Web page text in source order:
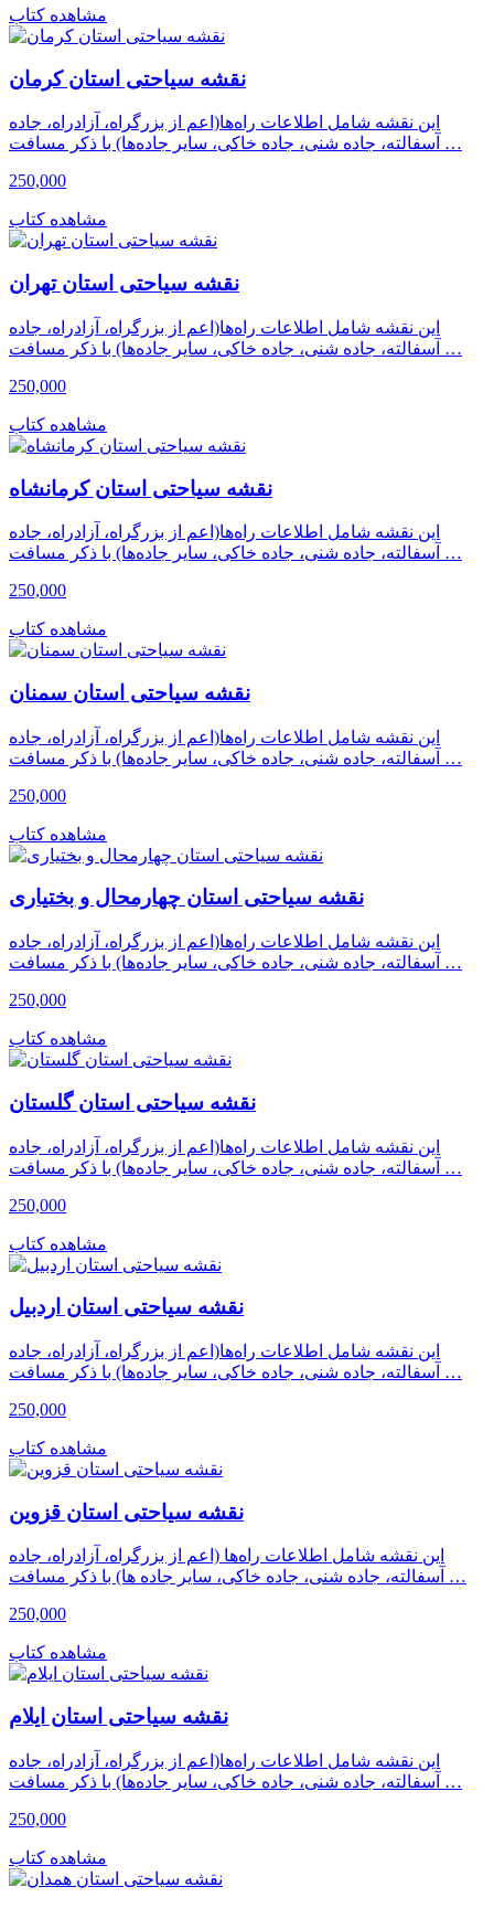
مشاهده کتاب
نقشه سیاحتی استان کرمان
این نقشه شامل اطلاعات راه‌ها(اعم از بزرگراه، آزادراه، جاده
آسفالته، جاده شنی، جاده خاکی، سایر جاده‌ها) با ذکر مسافت …
250,000
مشاهده کتاب
نقشه سیاحتی استان تهران
این نقشه شامل اطلاعات راه‌ها(اعم از بزرگراه، آزادراه، جاده
آسفالته، جاده شنی، جاده خاکی، سایر جاده‌ها) با ذکر مسافت …
250,000
مشاهده کتاب
نقشه سیاحتی استان کرمانشاه
این نقشه شامل اطلاعات راه‌ها(اعم از بزرگراه، آزادراه، جاده
آسفالته، جاده شنی، جاده خاکی، سایر جاده‌ها) با ذکر مسافت …
250,000
مشاهده کتاب
نقشه سیاحتی استان سمنان
این نقشه شامل اطلاعات راه‌ها(اعم از بزرگراه، آزادراه، جاده
آسفالته، جاده شنی، جاده خاکی، سایر جاده‌ها) با ذکر مسافت …
250,000
مشاهده کتاب
نقشه سیاحتی استان چهارمحال و بختیاری
این نقشه شامل اطلاعات راه‌ها(اعم از بزرگراه، آزادراه، جاده
آسفالته، جاده شنی، جاده خاکی، سایر جاده‌ها) با ذکر مسافت …
250,000
مشاهده کتاب
نقشه سیاحتی استان گلستان
این نقشه شامل اطلاعات راه‌ها(اعم از بزرگراه، آزادراه، جاده
آسفالته، جاده شنی، جاده خاکی، سایر جاده‌ها) با ذکر مسافت …
250,000
مشاهده کتاب
نقشه سیاحتی استان اردبیل
این نقشه شامل اطلاعات راه‌ها(اعم از بزرگراه، آزادراه، جاده
آسفالته، جاده شنی، جاده خاکی، سایر جاده‌ها) با ذکر مسافت …
250,000
مشاهده کتاب
نقشه سیاحتی استان قزوین
این نقشه شامل اطلاعات راه‌ها (اعم از بزرگراه، آزادراه، جاده
آسفالته، جاده شنی، جاده خاکی، سایر جاده ها) با ذکر مسافت …
250,000
مشاهده کتاب
نقشه سیاحتی استان ایلام
این نقشه شامل اطلاعات راه‌ها(اعم از بزرگراه، آزادراه، جاده
آسفالته، جاده شنی، جاده خاکی، سایر جاده‌ها) با ذکر مسافت …
250,000
مشاهده کتاب